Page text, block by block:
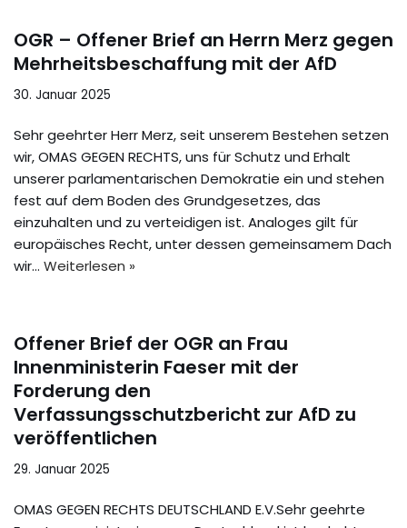
OGR – Offener Brief an Herrn Merz gegen
Mehrheitsbeschaffung mit der AfD
30. Januar 2025
Sehr geehrter Herr Merz, seit unserem Bestehen setzen
wir, OMAS GEGEN RECHTS, uns für Schutz und Erhalt
unserer parlamentarischen Demokratie ein und stehen
fest auf dem Boden des Grundgesetzes, das
einzuhalten und zu verteidigen ist. Analoges gilt für
europäisches Recht, unter dessen gemeinsamem Dach
wir… Weiterlesen »
Offener Brief der OGR an Frau
Innenministerin Faeser mit der
Forderung den
Verfassungsschutzbericht zur AfD zu
veröffentlichen
29. Januar 2025
OMAS GEGEN RECHTS DEUTSCHLAND E.V.Sehr geehrte